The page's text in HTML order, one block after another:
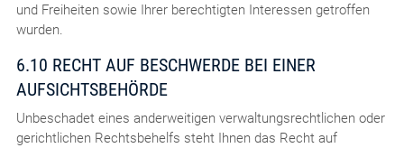
und Freiheiten sowie Ihrer berechtigten Interessen getroffen
wurden.
6.10 RECHT AUF BESCHWERDE BEI EINER
AUFSICHTSBEHÖRDE
Unbeschadet eines anderweitigen verwaltungsrechtlichen oder
gerichtlichen Rechtsbehelfs steht Ihnen das Recht auf